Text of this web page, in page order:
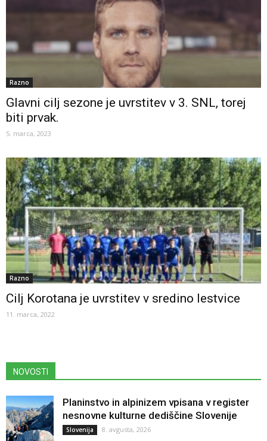
Razno
Glavni cilj sezone je uvrstitev v 3. SNL, torej
biti prvak.
5. marca, 2023
Razno
Cilj Korotana je uvrstitev v sredino lestvice
11. marca, 2022
NOVOSTI
Planinstvo in alpinizem vpisana v register
nesnovne kulturne dediščine Slovenije
Slovenija 8. avgusta, 2026